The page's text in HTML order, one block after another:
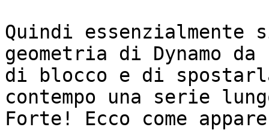
Quindi
geometria di Dynamo
di blocco e di
contempo una serie
Forte! Ecco come